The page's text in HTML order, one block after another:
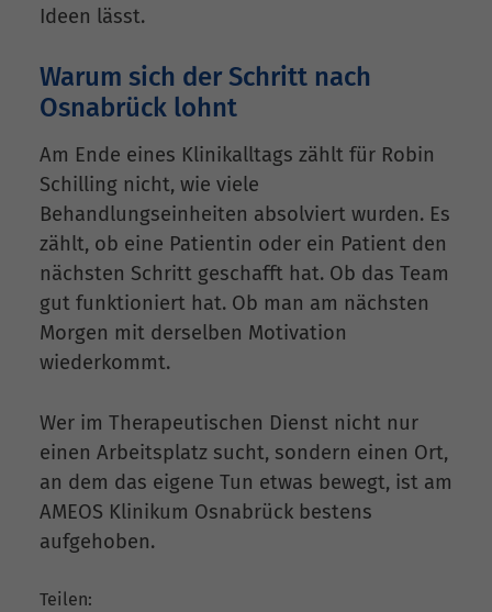
Ideen lässt.
Warum sich der Schritt nach
Osnabrück lohnt
Am Ende eines Klinikalltags zählt für Robin
Schilling nicht, wie viele
Behandlungseinheiten absolviert wurden. Es
zählt, ob eine Patientin oder ein Patient den
nächsten Schritt geschafft hat. Ob das Team
gut funktioniert hat. Ob man am nächsten
Morgen mit derselben Motivation
wiederkommt.
Wer im Therapeutischen Dienst nicht nur
einen Arbeitsplatz sucht, sondern einen Ort,
an dem das eigene Tun etwas bewegt, ist am
AMEOS Klinikum Osnabrück bestens
aufgehoben.
Teilen: